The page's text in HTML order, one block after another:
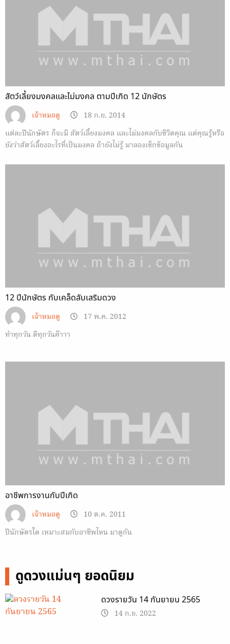
สัตว์เลี้ยงมงคลและไม่มงคล ตามปีเกิด 12 นักษัตร
เจ้าหมอดู
18 ก.ย. 2014
แต่ละปีนักษัตร ก็จะมี สัตว์เลี้ยงมงคล และไม่มงคลกับชีวิตคุณ แต่คุณรู้หรือ
ยังว่าสัตว์เลี้ยงอะไรที่เป็นมงคล ถ้ายังไม่รู้ มาลองเช็กข้อมูลกัน
12 ปีนักษัตร กับเคล็ดลับเสริมดวง
เจ้าหมอดู
17 พ.ค. 2012
ทำทุกวัน ดีทุกวันค๊าาา
อาชีพการงานกับปีเกิด
เจ้าหมอดู
10 ต.ค. 2011
ปีนักษัตรใด เหมาะสมกับอาชีพไหน มาดูกัน
ดูดวงแม่นๆ ยอดนิยม
ดวงรายวัน 14 กันยายน 2565
14 ก.ย. 2022